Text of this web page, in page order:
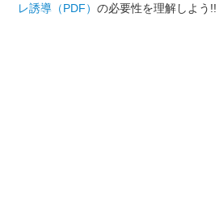
レ誘導（PDF） の必要性を理解しよう!!